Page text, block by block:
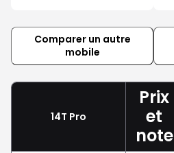
Comparer un autre
mobile
14T Pro
Prix
et
note